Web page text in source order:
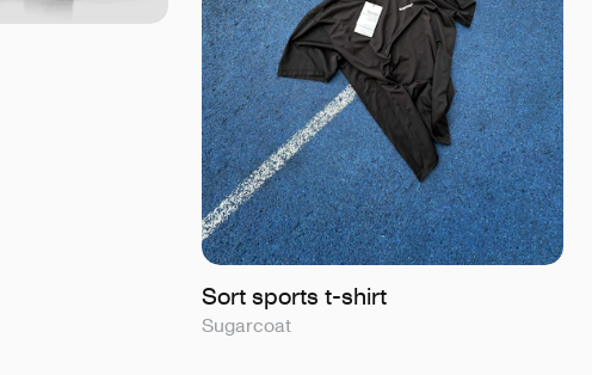
Sort sports t-shirt
Sugarcoat